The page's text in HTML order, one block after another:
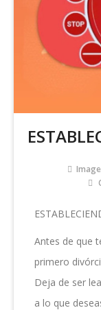
Antes de que
primero
Deja de ser
a lo que